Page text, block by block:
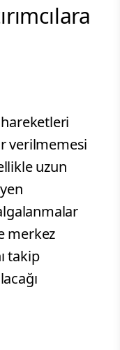
verilmemesi
uzun
merkez
takip